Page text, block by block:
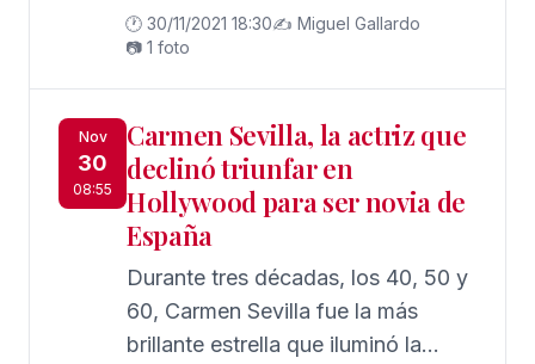
consiguieron una espectacular
victoria por 5-1 ante el CTM Jerez
🕐 30/11/2021 18:30✍️ Miguel Gallardo
📷 1 foto
Nov
30
08:55
Carmen Sevilla, la actriz que
declinó triunfar en
Hollywood para ser novia de
España
Durante tres décadas, los 40, 50 y
60, Carmen Sevilla fue la más
brillante estrella que iluminó la